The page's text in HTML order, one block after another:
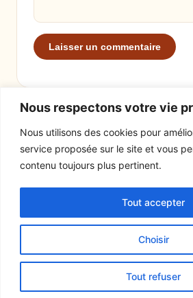
Nous respectons votre vie
Nous utilisons des cookies pour
service proposée sur le site et vous
contenu toujours plus pertinent.
Choisir
Tout refuser
Tout accepter
© 2026 Tout un